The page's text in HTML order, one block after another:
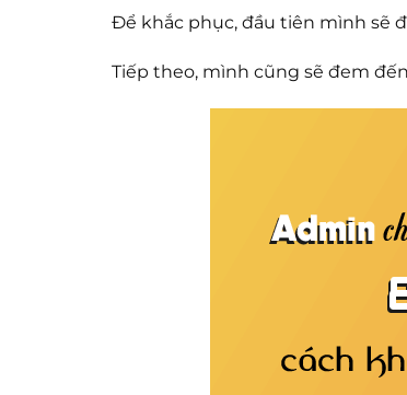
Để khắc phục, đầu tiên mình sẽ
Tiếp theo, mình cũng sẽ đem